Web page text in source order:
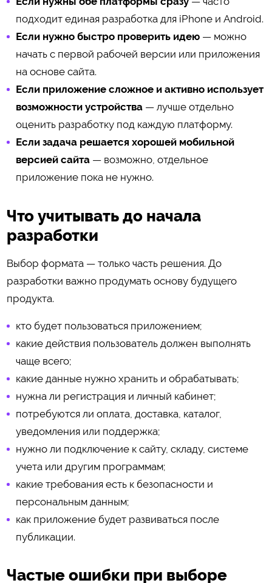
подходит единая разработка для iPhone и Android.
Если нужно быстро проверить идею— можно
начать с первой рабочей версии или приложения
на основе сайта.
Если приложение сложное и активно использует
возможности устройства— лучше отдельно
оценить разработку под каждую платформу.
Если задача решается хорошей мобильной
версией сайта— возможно, отдельное
приложение пока не нужно.
Что учитывать до начала
разработки
Выбор формата — только часть решения. До
разработки важно продумать основу будущего
продукта.
кто будет пользоваться приложением;
какие действия пользователь должен выполнять
чаще всего;
какие данные нужно хранить и обрабатывать;
нужна ли регистрация и личный кабинет;
потребуются ли оплата, доставка, каталог,
уведомления или поддержка;
нужно ли подключение к сайту, складу, системе
учета или другим программам;
какие требования есть к безопасности и
персональным данным;
как приложение будет развиваться после
публикации.
Частые ошибки при выборе